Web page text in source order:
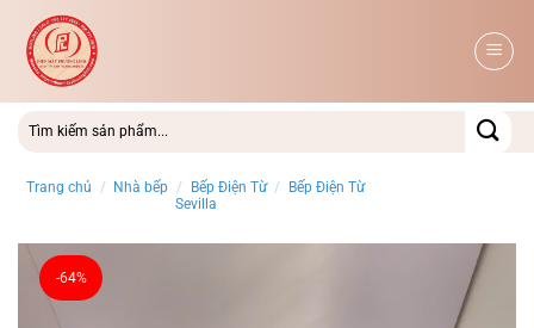
qua
dung
Trang chủ / Nhà bếp / Bếp Điện Từ / Bếp Điện Từ
Sevilla
-64%